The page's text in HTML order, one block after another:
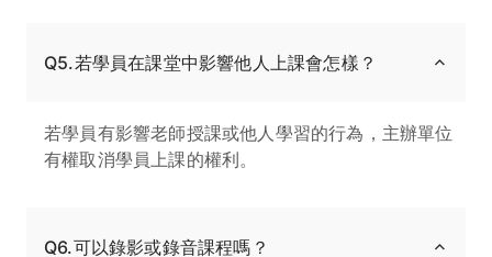
Q5.若學員在課堂中影響他人上課會怎樣？
若學員有影響老師授課或他人學習的行為，主辦單位
有權取消學員上課的權利。
Q6.可以錄影或錄音課程嗎？